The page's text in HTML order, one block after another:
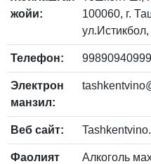
жойи:
100060, г.
Телефон:
Электрон
манзил:
Веб сайт:
Фаолият
Алкоголь